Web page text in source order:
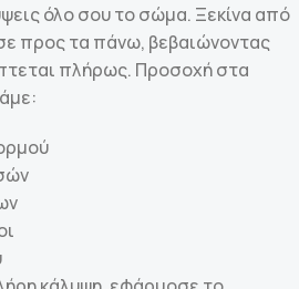
όλο σου το σώμα. Ξεκίνα από
προς τα πάνω, βεβαιώνοντας
πλήρως. Προσοχή στα